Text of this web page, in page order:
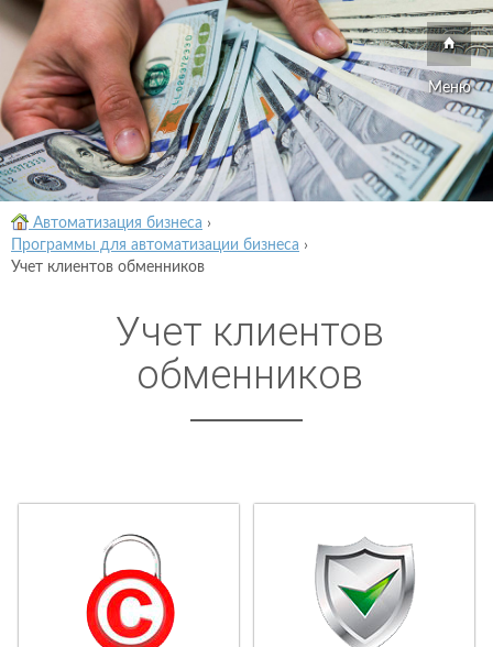
Меню
Автоматизация бизнеса ›
Программы для автоматизации бизнеса ›
Учет клиентов обменников
Учет клиентов
обменников